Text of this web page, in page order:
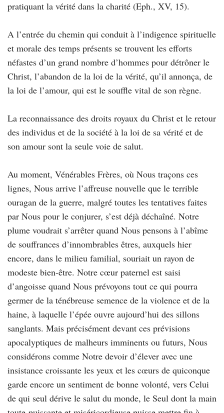
pratiquant la vérité dans la charité (Eph., XV, 15).
A l’entrée du chemin qui conduit à l’indigence spirituelle
et morale des temps présents se trouvent les efforts
néfastes d’un grand nombre d’hommes pour détrôner le
Christ, l’abandon de la loi de la vérité, qu’il annonça, de
la loi de l’amour, qui est le souffle vital de son règne.
La reconnaissance des droits royaux du Christ et le retour
des individus et de la société à la loi de sa vérité et de
son amour sont la seule voie de salut.
Au moment, Vénérables Frères, où Nous traçons ces
lignes, Nous arrive l’affreuse nouvelle que le terrible
ouragan de la guerre, malgré toutes les tentatives faites
par Nous pour le conjurer, s’est déjà déchaîné. Notre
plume voudrait s’arrêter quand Nous pensons à l’abîme
de souffrances d’innombrables êtres, auxquels hier
encore, dans le milieu familial, souriait un rayon de
modeste bien-être. Notre cœur paternel est saisi
d’angoisse quand Nous prévoyons tout ce qui pourra
germer de la ténébreuse semence de la violence et de la
haine, à laquelle l’épée ouvre aujourd’hui des sillons
sanglants. Mais précisément devant ces prévisions
apocalyptiques de malheurs imminents ou futurs, Nous
considérons comme Notre devoir d’élever avec une
insistance croissante les yeux et les cœurs de quiconque
garde encore un sentiment de bonne volonté, vers Celui
de qui seul dérive le salut du monde, le Seul dont la main